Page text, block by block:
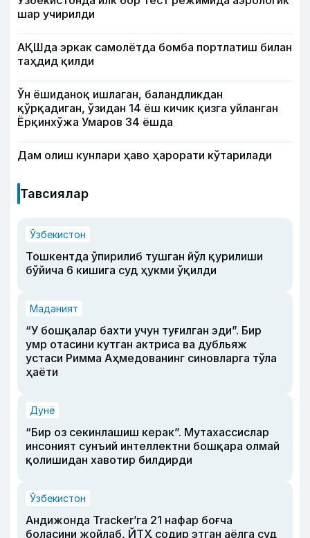
шар учирилди
АҚШда эркак самолётда бомба портлатиш билан
таҳдид қилди
Ўн ёшиданоқ ишлаган, баландликдан
қўрқадиган, ўзидан 14 ёш кичик қизга уйланган
Ёрқинхўжа Умаров 34 ёшда
Дам олиш кунлари ҳаво ҳарорати кўтарилади
Тавсиялар
Ўзбекистон
Тошкентда ўпирилиб тушган йўл қурилиши
бўйича 6 кишига суд ҳукми ўқилди
Маданият
“У бошқалар бахти учун туғилган эди”. Бир
умр отасини кутган актриса ва дубльяж
устаси Римма Аҳмедованинг синовларга тўла
ҳаёти
Дунё
“Бир оз секинлашиш керак”. Мутахассислар
инсоният сунъий интеллектни бошқара олмай
қолишидан хавотир билдирди
Ўзбекистон
Андижонда Tracker’га 21 нафар боғча
боласини жойлаб, ЙТҲ содир этган аёлга суд